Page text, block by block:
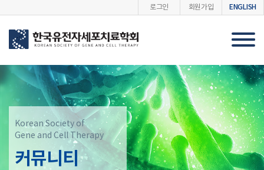
로그인 회원가입 ENGLISH
Korean Society of
Gene and Cell Therapy
커뮤니티